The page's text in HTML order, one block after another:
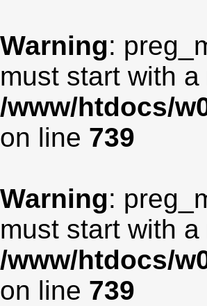
Warning:
must start with
/www/htdocs/
on line 739
Warning:
must start with
/www/htdocs/
on line 739